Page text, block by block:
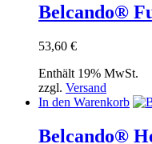
Belcando®
53,60 €
Enthält 19% MwSt.
zzgl. Versand
In den Warenkorb
Belcando®